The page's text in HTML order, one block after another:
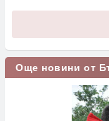
Още новини от